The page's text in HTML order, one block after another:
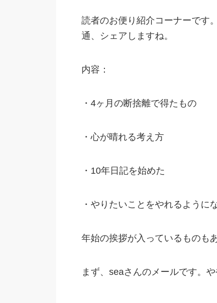
読者のお便り紹介コーナーです
通、シェアしますね。
内容：
・4ヶ月の断捨離で得たもの
・心が晴れる考え方
・10年日記を始めた
・やりたいことをやれるように
年始の挨拶が入っているものも
まず、seaさんのメールです。